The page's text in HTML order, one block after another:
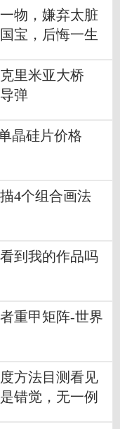
物，嫌弃太脏
宝，后悔一生
里米亚大桥
弹
晶硅片价格
4个组合画法
到我的作品吗
重甲矩阵-世界
方法目测看见
错觉，无一例